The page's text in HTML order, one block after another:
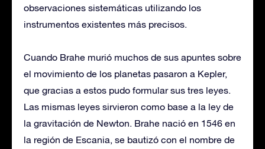
observaciones sistemáticas utilizando los
instrumentos existentes más precisos.
Cuando Brahe murió muchos de sus apuntes sobre
el movimiento de los planetas pasaron a Kepler,
que gracias a estos pudo formular sus tres leyes.
Las mismas leyes sirvieron como base a la ley de
la gravitación de Newton. Brahe nació en 1546 en
la región de Escania, se bautizó con el nombre de